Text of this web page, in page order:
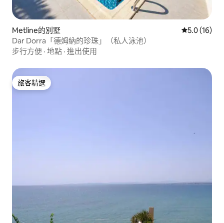
Metline的別墅 從 16 則評
5.0 (16)
Dar Dorra「德姆納的珍珠」（私人泳池）
步行方便 · 地點 · 進出使用
旅客精選
旅客精選